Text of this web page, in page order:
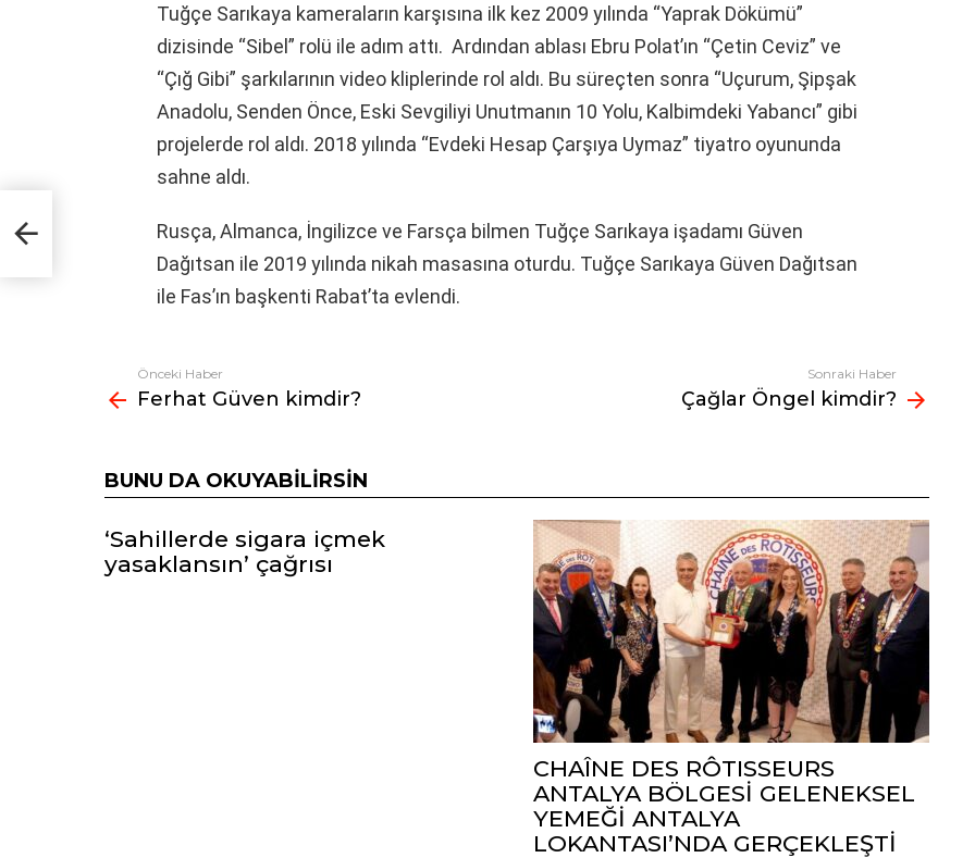
Tuğçe Sarıkaya kameraların karşısına ilk kez 2009 yılında “Yaprak Dökümü”
dizisinde “Sibel” rolü ile adım attı. Ardından ablası Ebru Polat’ın “Çetin Ceviz” ve
“Çığ Gibi” şarkılarının video kliplerinde rol aldı. Bu süreçten sonra “Uçurum, Şipşak
Anadolu, Senden Önce, Eski Sevgiliyi Unutmanın 10 Yolu, Kalbimdeki Yabancı” gibi
projelerde rol aldı. 2018 yılında “Evdeki Hesap Çarşıya Uymaz” tiyatro oyununda
sahne aldı.
Rusça, Almanca, İngilizce ve Farsça bilmen Tuğçe Sarıkaya işadamı Güven
Dağıtsan ile 2019 yılında nikah masasına oturdu. Tuğçe Sarıkaya Güven Dağıtsan
ile Fas’ın başkenti Rabat’ta evlendi.
Fazlasına
bak
Önceki Haber
Ferhat Güven kimdir?
Sonraki Haber
Çağlar Öngel kimdir?
BUNU DA OKUYABILIRSIN
‘Sahillerde sigara içmek
yasaklansın’ çağrısı
CHAÎNE DES RÔTISSEURS
ANTALYA BÖLGESİ GELENEKSEL
YEMEĞİ ANTALYA
LOKANTASI’NDA GERÇEKLEŞTİ